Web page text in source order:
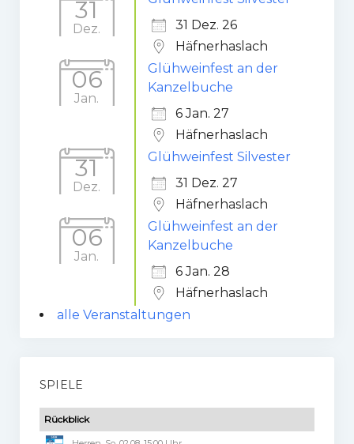
31
Dez.
31 Dez. 26
Häfnerhaslach
06
Jan.
Glühweinfest an der
Kanzelbuche
6 Jan. 27
Häfnerhaslach
31
Dez.
Glühweinfest Silvester
31 Dez. 27
Häfnerhaslach
06
Jan.
Glühweinfest an der
Kanzelbuche
6 Jan. 28
Häfnerhaslach
alle Veranstaltungen
SPIELE
Rückblick